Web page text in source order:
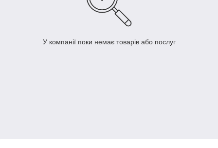
У компанії поки немає товарів або послуг